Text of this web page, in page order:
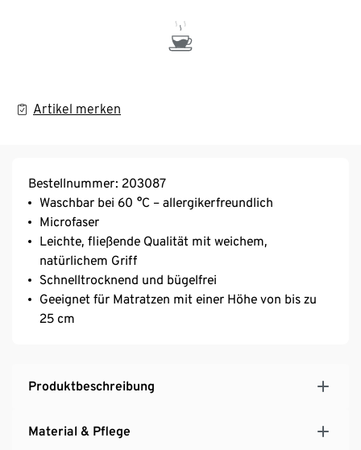
Artikel merken
Bestellnummer: 203087
Waschbar bei 60 °C – allergikerfreundlich
Microfaser
Leichte, fließende Qualität mit weichem,
natürlichem Griff
Schnelltrocknend und bügelfrei
Geeignet für Matratzen mit einer Höhe von bis zu
25 cm
Produktbeschreibung
Material & Pflege